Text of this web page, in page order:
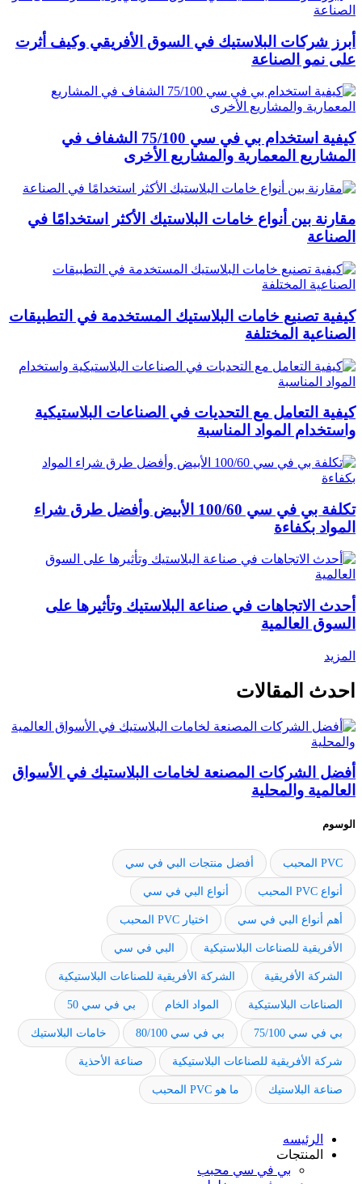
أبرز شركات البلاستيك في السوق الأفريقي وكيف أثرت
على نمو الصناعة
كيفية استخدام بي في سي 75/100 الشفاف في
المشاريع المعمارية والمشاريع الأخرى
مقارنة بين أنواع خامات البلاستيك الأكثر استخدامًا في
الصناعة
كيفية تصنيع خامات البلاستيك المستخدمة في التطبيقات
الصناعية المختلفة
كيفية التعامل مع التحديات في الصناعات البلاستيكية
واستخدام المواد المناسبة
تكلفة بي في سي 100/60 الأبيض وأفضل طرق شراء
المواد بكفاءة
أحدث الاتجاهات في صناعة البلاستيك وتأثيرها على
السوق العالمية
المزيد
احدث المقالات
أفضل الشركات المصنعة لخامات البلاستيك في الأسواق
العالمية والمحلية
الوسوم
PVC المحبب أفضل منتجات البي في سي
أنواع PVC المحبب أنواع البي في سي
أهم أنواع البي في سي اختيار PVC المحبب
الأفريقية للصناعات البلاستيكية البي في سي
الشركة الأفريقية الشركة الأفريقية للصناعات البلاستيكية
الصناعات البلاستيكية المواد الخام بي في سي 50
بي في سي 75/100 بي في سي 80/100 خامات البلاستيك
شركة الأفريقية للصناعات البلاستيكية صناعة الأحذية
صناعة البلاستيك ما هو PVC المحبب
الرئيسه
المنتجات
بي في سي محبب